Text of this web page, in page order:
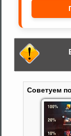
Советуем